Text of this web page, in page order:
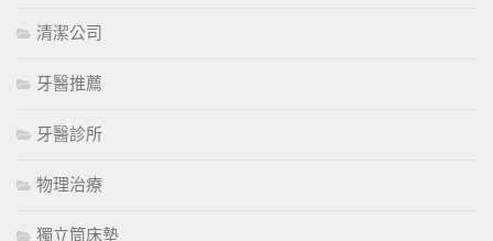
清潔公司
牙醫推薦
牙醫診所
物理治療
獨立筒床墊